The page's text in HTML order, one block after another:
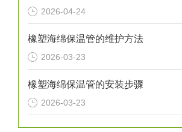
2026-04-24
橡塑海绵保温管的维护方法
2026-03-23
橡塑海绵保温管的安装步骤
2026-03-23